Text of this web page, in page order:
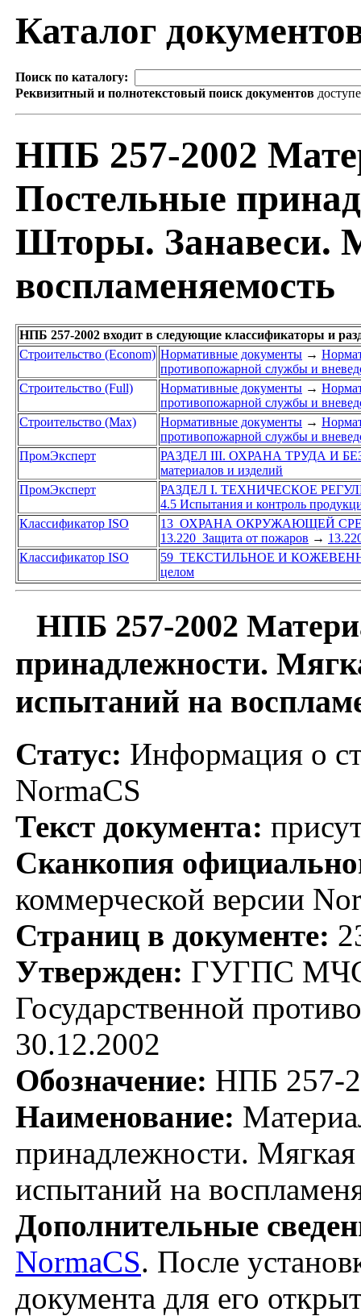
Каталог
Поиск по каталогу:
Реквизитный и полнотекстовый поиск документов
НПБ 257-2002
Постельные
Шторы. Занавеси.
воспламеняемость
НПБ 257-2002 входит в следующие классификаторы и
Строительство (Econom) Нормативные документы →
противопожарной службы и
Строительство (Full)
Нормативные документы →
противопожарной службы и
Строительство (Max)
Нормативные документы →
противопожарной службы и
ПромЭксперт
РАЗДЕЛ III. ОХРАНА ТРУДА И
материалов и изделий
ПромЭксперт
РАЗДЕЛ I. ТЕХНИЧЕСКОЕ
4.5 Испытания и контроль
Классификатор ISO
13 ОХРАНА ОКРУЖАЮЩЕЙ
13.220 Защита от пожаров →
Классификатор ISO
59 ТЕКСТИЛЬНОЕ И
целом
НПБ 257-2002
принадлежности.
испытаний на
Статус: Информация о
NormaCS
Текст документа:
Сканкопия
коммерческой версии
Страниц в документе:
Утвержден: ГУГПС МЧС
Государственной
30.12.2002
Обозначение: НПБ 257-
Наименование:
принадлежности.
испытаний на
Дополнительные
NormaCS. После
документа для его